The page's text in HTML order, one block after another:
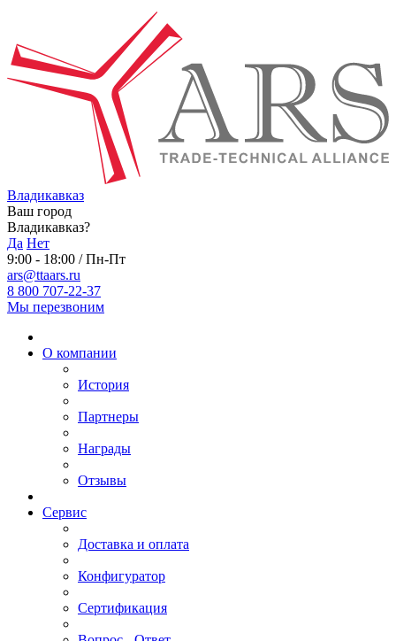
Владикавказ
Ваш город
Владикавказ?
Да Нет
9:00 - 18:00 / Пн-Пт
ars@ttaars.ru
8 800 707-22-37
Мы перезвоним
О компании
История
Партнеры
Награды
Отзывы
Сервис
Доставка и оплата
Конфигуратор
Сертификация